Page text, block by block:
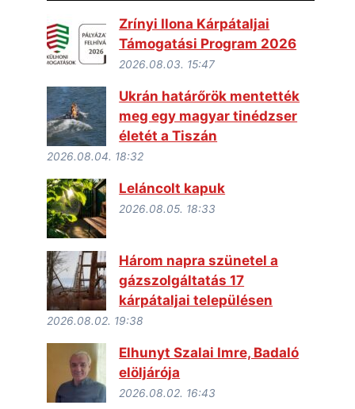
Zrínyi Ilona Kárpátaljai
Támogatási Program 2026
2026.08.03. 15:47
Ukrán határőrök mentették
meg egy magyar tinédzser
életét a Tiszán
2026.08.04. 18:32
Leláncolt kapuk
2026.08.05. 18:33
Három napra szünetel a
gázszolgáltatás 17
kárpátaljai településen
2026.08.02. 19:38
Elhunyt Szalai Imre, Badaló
elöljárója
2026.08.02. 16:43